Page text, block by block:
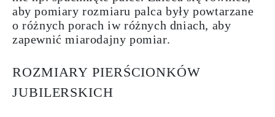
aby pomiary rozmiaru palca były powtarzane
o różnych porach iw różnych dniach, aby
zapewnić miarodajny pomiar.
ROZMIARY PIERŚCIONKÓW
JUBILERSKICH